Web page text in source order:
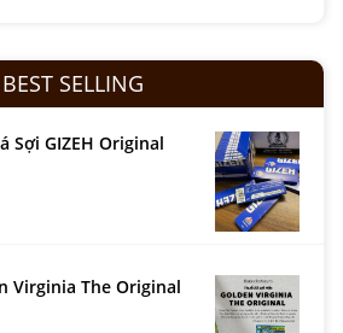
BEST SELLING
Sợi GIZEH Original
Virginia The Original